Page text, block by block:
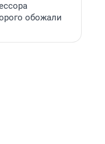
обожали